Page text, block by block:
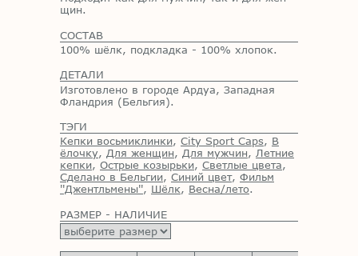
щин.
СОСТАВ
100% шёлк, подкладка - 100% хлопок.
ДЕТАЛИ
Изготовлено в городе Ардуа, Западная
Фландрия (Бельгия).
ТЭГИ
Кепки восьмиклинки, City Sport Caps, В
ёлочку, Для женщин, Для мужчин, Летние
кепки, Острые козырьки, Светлые цвета,
Сделано в Бельгии, Синий цвет, Фильм
''Джентльмены'', Шёлк, Весна/лето.
РАЗМЕР - НАЛИЧИЕ